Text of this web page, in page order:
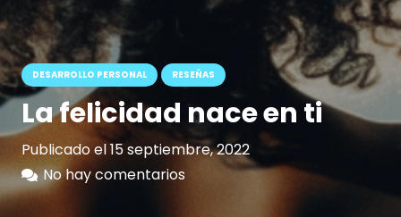
DESARROLLO PERSONAL RESEÑAS
La felicidad nace en ti
Publicado el15 septiembre, 2022
No hay comentarios